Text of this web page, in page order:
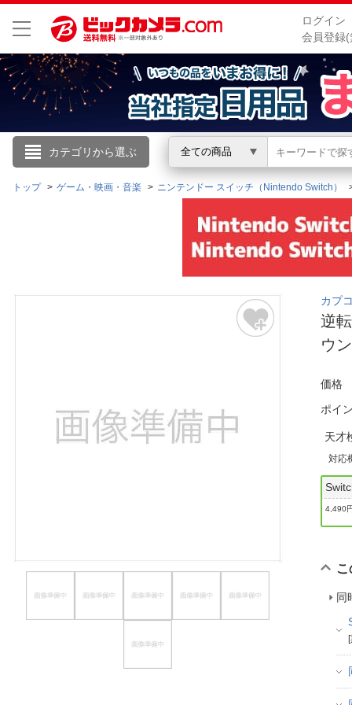
ログイン
会員登録
カテゴリから選ぶ 全ての商品
こんにちは
ログイン
新規会員登録
会員メニュー
トップ ゲーム・映画・音楽 ニンテンドー スイッチ（Nintendo Switch）
カプ
逆
ウ
価格
ポイ
天才
対応
4,490
同